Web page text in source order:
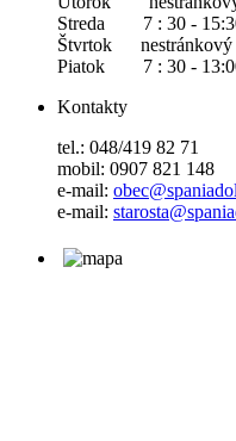
Streda 7 : 30 -
Štvrtok nestránkový
Piatok 7 : 30 -
Kontakty
tel.: 048/419 82 71
mobil: 0907 821 148
e-mail:
e-mail: